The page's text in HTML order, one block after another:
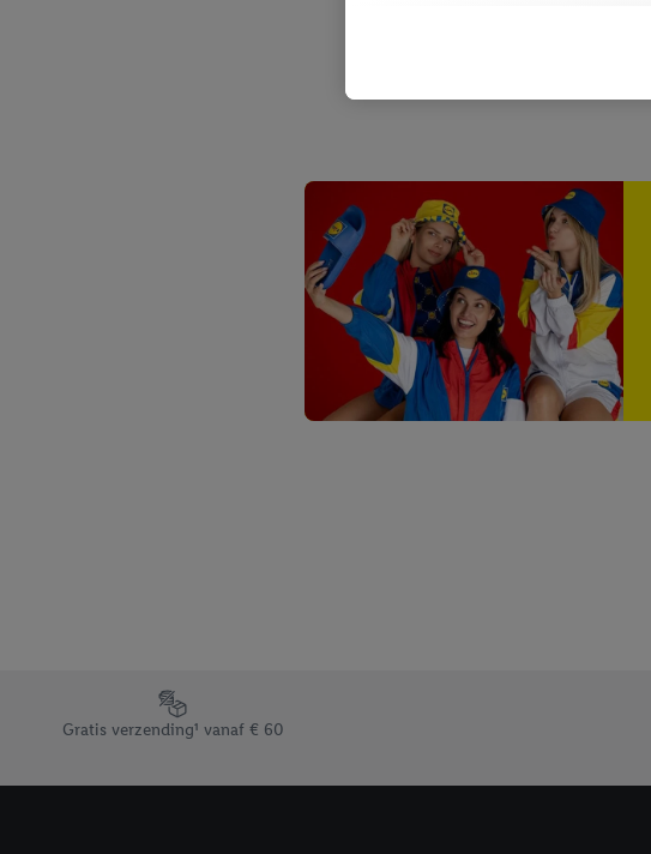
Footerelement met de verschillende USPs van Lidl.be
Gratis verzending¹ vanaf € 60
Als u hiermee akkoord gaat, kunnen
u interesse hebt getoond
niet te kopen), ook op verschillende
van uw gehashte e-mailadres en
Onder “Aanpassen” kunt u
Door op “weigeren” te klikken, kunt u
“aanvaarden” te klikken, stemt u in
waaronder de bewaartermijn van de
kracht in te trekken, vindt u in onze